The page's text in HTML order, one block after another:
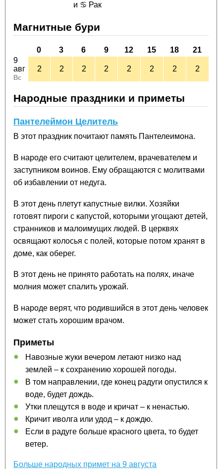
и ♋ Рак
Магнитные бури
0 3 6 9 12 15 18
21
9
авг
Вс
2 2 2 2 2 2 2 2
Народные праздники и приметы
Пантелеймон Целитель
В этот праздник почитают память Пантелеимона.
В народе его считают целителем, врачевателем и
заступником воинов. Ему обращаются с молитвами
об избавлении от недуга.
В этот день плетут капустные вилки. Хозяйки
готовят пироги с капустой, которыми угощают детей,
странников и малоимущих людей. В церквях
освящают колосья с полей, которые потом хранят в
доме, как оберег.
В этот день не принято работать на полях, иначе
молния может спалить урожай.
В народе верят, что родившийся в этот день человек
может стать хорошим врачом.
Приметы
Навозные жуки вечером летают низко над
землей – к сохранению хорошей погоды.
В том направлении, где конец радуги опустился к
воде, будет дождь.
Утки плещутся в воде и кричат – к ненастью.
Кричит иволга или удод – к дождю.
Если в радуге больше красного цвета, то будет
ветер.
Больше народных примет на 9 августа